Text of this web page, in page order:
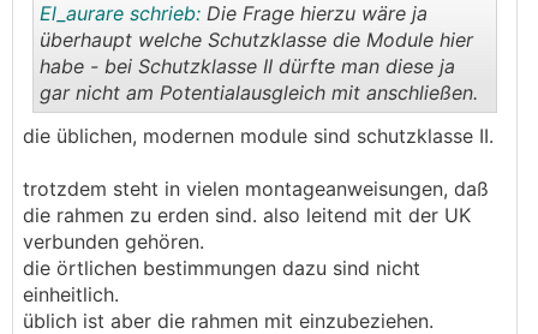
..
El_aurare schrieb: Die Frage hierzu wäre ja
überhaupt welche Schutzklasse die Module hier
habe - bei Schutzklasse II dürfte man diese ja
gar nicht am Potentialausgleich mit anschließen.
die üblichen, modernen module sind schutzklasse II.
trotzdem steht in vielen montageanweisungen, daß
die rahmen zu erden sind. also leitend mit der UK
verbunden gehören.
die örtlichen bestimmungen dazu sind nicht
einheitlich.
üblich ist aber die rahmen mit einzubeziehen.